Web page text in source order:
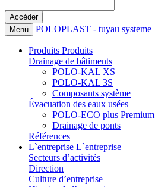
Menü POLOPLAST - tuyau systeme
Produits Produits
Drainage de bâtiments
POLO-KAL XS
POLO-KAL 3S
Composants système
Évacuation des eaux usées
POLO-ECO plus Premium
Drainage de ponts
Références
L`entreprise L`entreprise
Secteurs d’activités
Direction
Culture d’entreprise